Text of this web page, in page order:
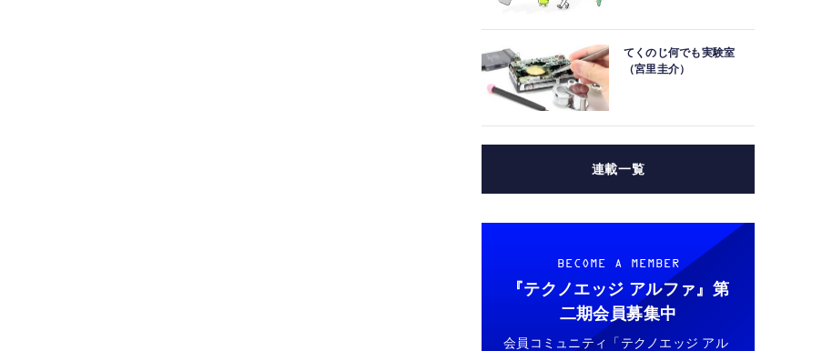
てくのじ何でも実験室
（宮里圭介）
連載一覧
BECOME A MEMBER
『テクノエッジ アルファ』 第
二期会員募集中
会員コミュニティ「テクノエッジ アル